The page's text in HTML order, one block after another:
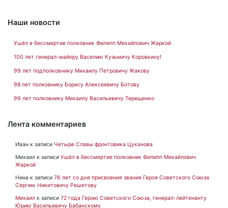
Наши новости
Ушёл в бессмертие полковник Филипп Михайлович Жаркой
100 лет генерал-майору Василию Кузьмичу Коровкину!
99 лет подполковнику Михаилу Петровичу Жакову
98 лет полковнику Борису Алексеевичу Ботову
99 лет полковнику Михаилу Васильевичу Терещенко
Лента комментариев
Иван к записи Четыре Славы фронтовика Цуканова
Михаил к записи Ушёл в бессмертие полковник Филипп Михайлович
Жаркой
Нина к записи 76 лет со дня присвоения звания Героя Советского Союза
Сергею Никитовичу Решетову
Михаил к записи 72 года Герою Советского Союза, генерал-лейтенанту
Юрию Васильевичу Бабанскому